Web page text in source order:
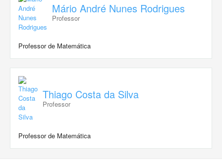
Mário André Nunes Rodrigues
Professor
Professor de Matemática
Thiago Costa da Silva
Professor
Professor de Matemática